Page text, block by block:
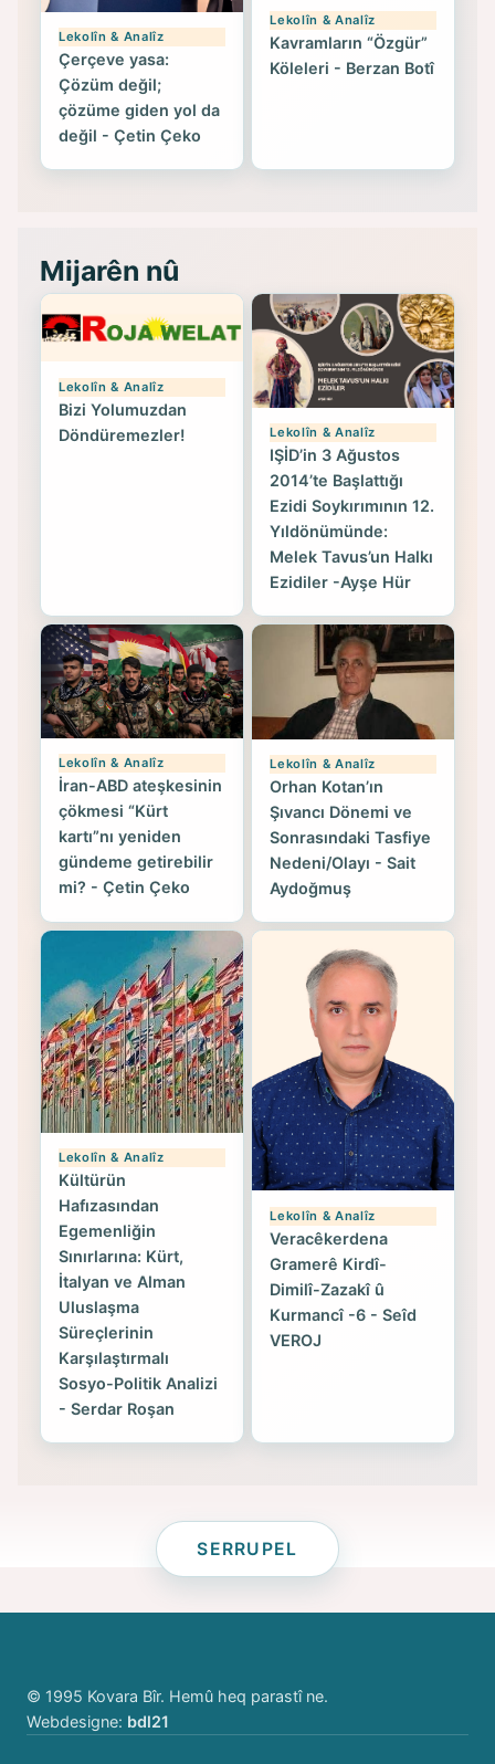
Lekolîn & Analîz
Çerçeve yasa:
Çözüm değil;
çözüme giden yol da
değil - Çetin Çeko
Lekolîn & Analîz
Kavramların “Özgür”
Köleleri - Berzan Botî
Mijarên nû
Lekolîn & Analîz
Bizi Yolumuzdan
Döndüremezler!
Lekolîn & Analîz
IŞİD’in 3 Ağustos
2014’te Başlattığı
Ezidi Soykırımının 12.
Yıldönümünde:
Melek Tavus’un Halkı
Ezidiler -Ayşe Hür
Lekolîn & Analîz
İran-ABD ateşkesinin
çökmesi “Kürt
kartı”nı yeniden
gündeme getirebilir
mi? - Çetin Çeko
Lekolîn & Analîz
Orhan Kotan’ın
Şıvancı Dönemi ve
Sonrasındaki Tasfiye
Nedeni/Olayı - Sait
Aydoğmuş
Lekolîn & Analîz
Kültürün
Hafızasından
Egemenliğin
Sınırlarına: Kürt,
İtalyan ve Alman
Uluslaşma
Süreçlerinin
Karşılaştırmalı
Sosyo-Politik Analizi
- Serdar Roşan
Lekolîn & Analîz
Veracêkerdena
Gramerê Kirdî-
Dimilî-Zazakî û
Kurmancî -6 - Seîd
VEROJ
SERRUPEL
© 1995 Kovara Bîr. Hemû heq parastî ne.
Webdesigne: bdl21